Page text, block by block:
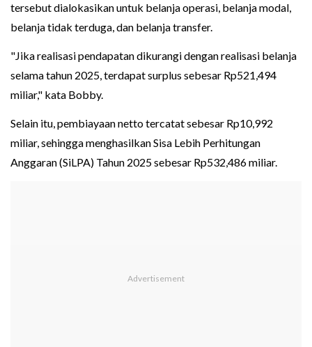
tersebut dialokasikan untuk belanja operasi, belanja modal,
belanja tidak terduga, dan belanja transfer.
"Jika realisasi pendapatan dikurangi dengan realisasi belanja
selama tahun 2025, terdapat surplus sebesar Rp521,494
miliar," kata Bobby.
Selain itu, pembiayaan netto tercatat sebesar Rp10,992
miliar, sehingga menghasilkan Sisa Lebih Perhitungan
Anggaran (SiLPA) Tahun 2025 sebesar Rp532,486 miliar.